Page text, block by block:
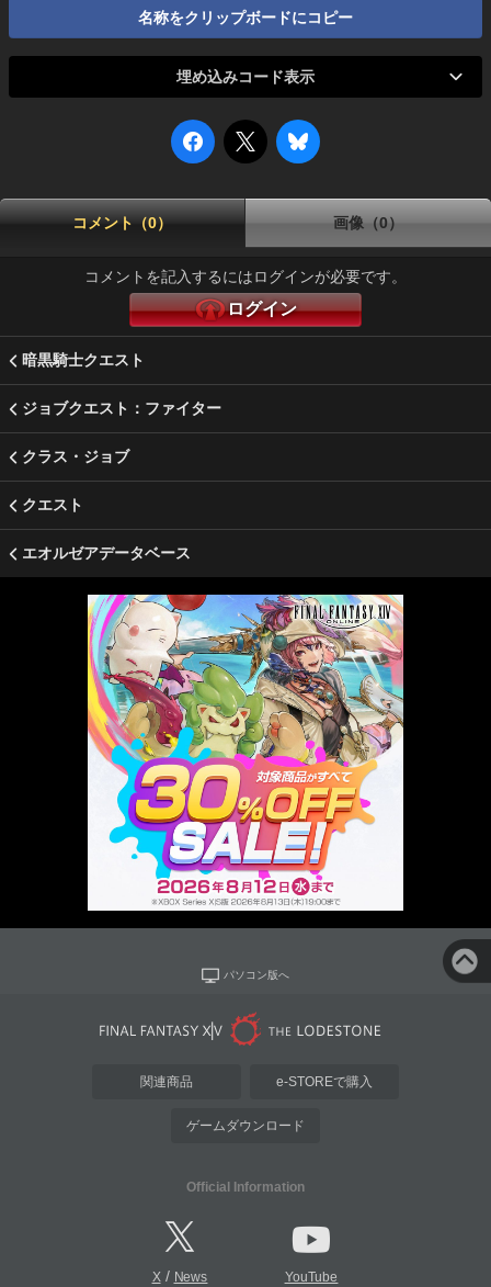
名称をクリップボードにコピー
埋め込みコード表示
コメント（0） 画像（0）
コメントを記入するにはログインが必要です。
ログイン
暗黒騎士クエスト
ジョブクエスト：ファイター
クラス・ジョブ
クエスト
エオルゼアデータベース
パソコン版へ
関連商品 e-STOREで購入
ゲームダウンロード
Official Information
X/ News YouTube